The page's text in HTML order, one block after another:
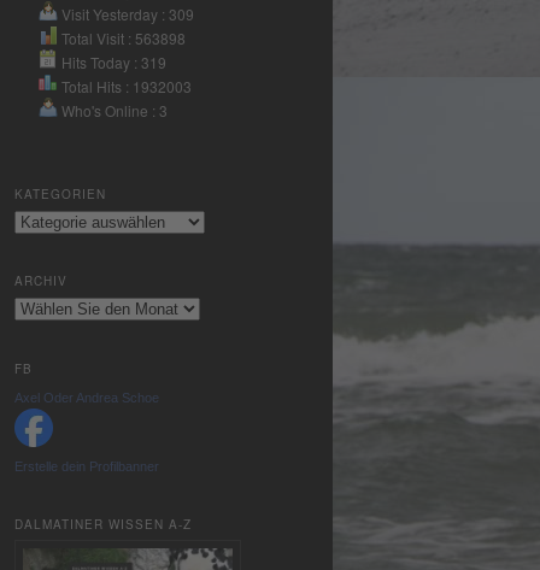
Nutzung des
Service zu, um
dieses Video
anzusehen.
Akzeptieren
Consent
eRecht24
Visit Yesterday : 309
Total Visit : 563898
Hits Today : 319
Total Hits : 1932003
Who's Online : 3
KATEGORIEN
Kategorien
ARCHIV
Archiv
FB
Axel Oder Andrea Schoe
Erstelle dein Profilbanner
DALMATINER WISSEN A-Z